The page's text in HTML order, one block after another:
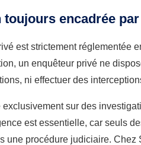
toujours encadrée
est strictement
un enquêteur privé ne
ni effectuer des
sur des
est essentielle, car seuls
une procédure judiciaire.